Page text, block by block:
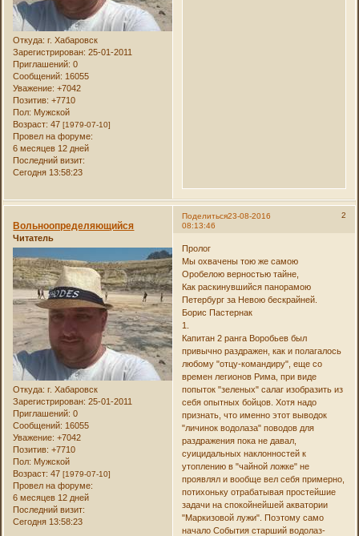
Откуда: г. Хабаровск
Зарегистрирован: 25-01-2011
Приглашений: 0
Сообщений: 16055
Уважение: +7042
Позитив: +7710
Пол: Мужской
Возраст: 47[1979-07-10]
Провел на форуме:
6 месяцев 12 дней
Последний визит:
Сегодня 13:58:23
Поделиться 2
23-08-2016
08:13:46
Вольноопределяющийся
Читатель
Откуда: г. Хабаровск
Зарегистрирован: 25-01-2011
Приглашений: 0
Сообщений: 16055
Уважение: +7042
Позитив: +7710
Пол: Мужской
Возраст: 47[1979-07-10]
Провел на форуме:
6 месяцев 12 дней
Последний визит:
Сегодня 13:58:23
Пролог
Мы охвачены тою же самою
Оробелою верностью тайне,
Как раскинувшийся панорамою
Петербург за Невою бескрайней.
Борис Пастернак
1.
Капитан 2 ранга Воробьев был
привычно раздражен, как и полагалось
любому "отцу-командиру", еще со
времен легионов Рима, при виде
попыток "зеленых" салаг изобразить из
себя опытных бойцов. Хотя надо
признать, что именно этот выводок
"личинок водолаза" поводов для
раздражения пока не давал,
суицидальных наклонностей к
утоплению в "чайной ложке" не
проявлял и вообще вел себя примерно,
потихоньку отрабатывая простейшие
задачи на спокойнейшей акватории
"Маркизовой лужи". Поэтому само
начало События старший водолаз-